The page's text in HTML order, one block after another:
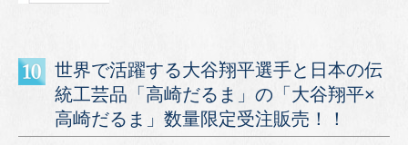
世界で活躍する大谷翔平選手と日本の伝
統工芸品「高崎だるま」の「大谷翔平×
高崎だるま」数量限定受注販売！！